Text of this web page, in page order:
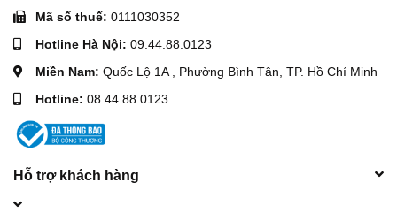
Mã số thuế: 0111030352
Hotline Hà Nội: 09.44.88.0123
Miền Nam: Quốc Lộ 1A , Phường Bình Tân, TP. Hồ Chí Minh
Hotline: 08.44.88.0123
Hỗ trợ khách hàng